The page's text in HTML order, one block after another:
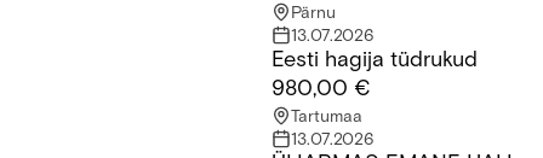
Pärnu
13.07.2026
Eesti hagija tüdrukud
980,00 €
Tartumaa
13.07.2026